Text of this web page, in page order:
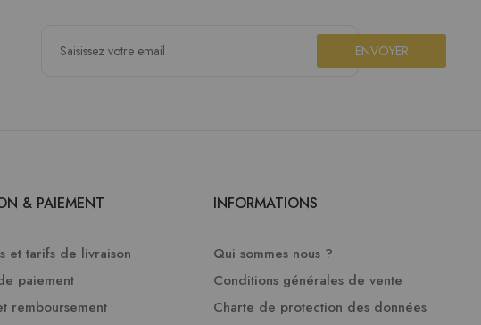
ENVOYER
& PAIEMENT
et tarifs de livraison
paiement
remboursement
INFORMATIONS
Qui sommes nous ?
Conditions générales de vente
Charte de protection des données